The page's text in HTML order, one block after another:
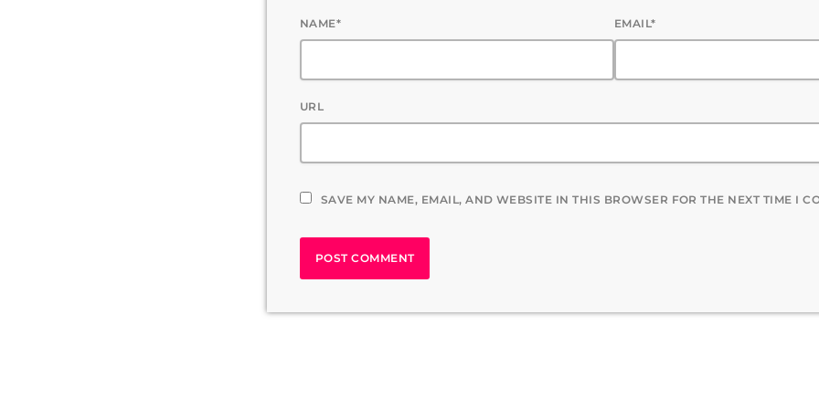
NAME* EMAIL*
URL
SAVE MY NAME, EMAIL, AND WEBSITE IN THIS BROWSER FOR THE NEXT TIME I